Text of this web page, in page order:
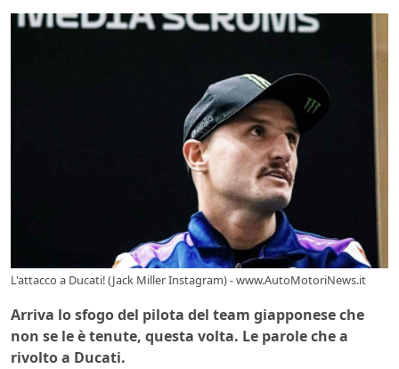
L'attacco a Ducati! (Jack Miller Instagram) - www.AutoMotoriNews.it
Arriva lo sfogo del pilota del team giapponese che
non se le è tenute, questa volta. Le parole che a
rivolto a Ducati.